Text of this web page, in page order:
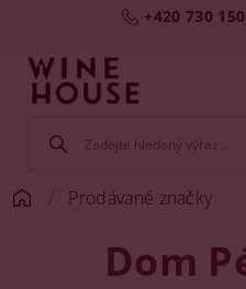
+420 730
Prodávané značky
Dom